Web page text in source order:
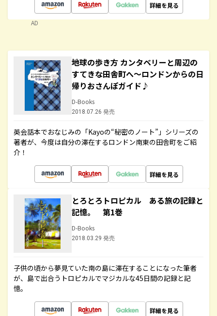
詳細を見る
AD
地球の歩き方 カンタベリーと周辺の
すてきな田舎町へ～ロンドンからの日
帰りおさんぽガイド♪
D-Books
2018.07.26 発売
英会話本でおなじみの「Kayoの“秘密のノート”」シリーズの
著者が、今度は自分の滞在するロンドン南東の田舎町をご紹
介！
詳細を見る
とろとろトロピカル ある旅の記録と
記憶。 第1巻
D-Books
2018.03.29 発売
子供の頃から夢見ていた南の島に滞在することになった筆者
が、島で出合うトロピカルでマジカルな45日間の記録と記
憶。
詳細を見る